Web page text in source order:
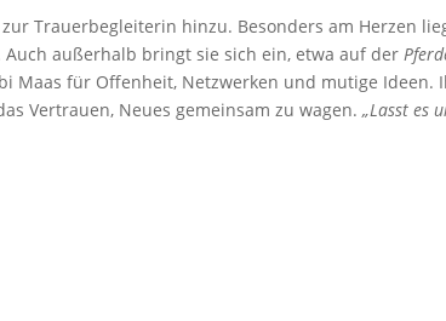
Trauerbegleiterin hinzu. Besonders am Herzen
Auch außerhalb bringt sie sich ein, etwa auf der
Maas für Offenheit, Netzwerken und mutige Ideen.
Vertrauen, Neues gemeinsam zu wagen.„Lasst es